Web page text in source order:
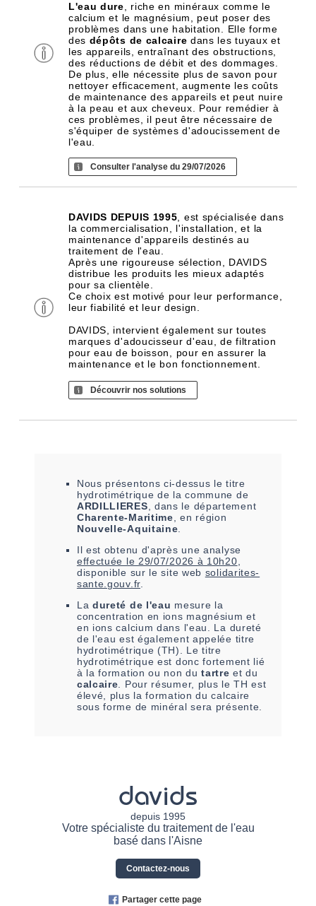
L'eau dure , riche en minéraux comme le
calcium et le magnésium, peut poser des
problèmes dans une habitation. Elle forme
des dépôts de calcaire dans les tuyaux et
les appareils, entraînant des obstructions,
des réductions de débit et des dommages.
De plus, elle nécessite plus de savon pour
nettoyer efficacement, augmente les coûts
de maintenance des appareils et peut nuire
à la peau et aux cheveux. Pour remédier à
ces problèmes, il peut être nécessaire de
s'équiper de systèmes d'adoucissement de
l'eau.
Consulter l'analyse du 29/07/2026
DAVIDS DEPUIS 1995 , est spécialisée dans
la commercialisation, l'installation, et la
maintenance d'appareils destinés au
traitement de l'eau.
Après une rigoureuse sélection, DAVIDS
distribue les produits les mieux adaptés
pour sa clientèle.
Ce choix est motivé pour leur performance,
leur fiabilité et leur design.
DAVIDS, intervient également sur toutes
marques d'adoucisseur d'eau, de filtration
pour eau de boisson, pour en assurer la
maintenance et le bon fonctionnement.
Découvrir nos solutions
Nous présentons ci-dessus le titre
hydrotimétrique de la commune de
ARDILLIERES , dans le département
Charente-Maritime , en région
Nouvelle-Aquitaine
Il est obtenu d'après une analyse
effectuée le 29/07/2026 à 10h20
disponible sur le site web solidarites-
sante.gouv.fr.
La dureté de l'eau mesure la
concentration en ions magnésium et
en ions calcium dans l'eau. La dureté
de l'eau est également appelée titre
hydrotimétrique (TH). Le titre
hydrotimétrique est donc fortement lié
à la formation ou non dutartre et du
calcaire . Pour résumer, plus le TH est
élevé, plus la formation du calcaire
sous forme de minéral sera présente.
davids
depuis 1995
Votre spécialiste du traitement de l'eau
basé dans l'Aisne
Contactez-nous
Partager cette page